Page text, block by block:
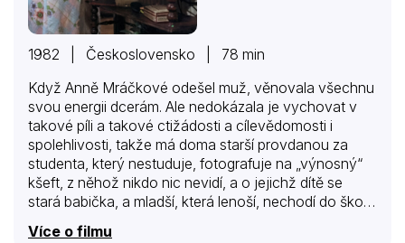
1982 | Československo | 78 min
Když Anně Mráčkové odešel muž, věnovala všechnu
svou energii dcerám. Ale nedokázala je vychovat v
takové píli a takové ctižádosti a cílevědomosti i
spolehlivosti, takže má doma starší provdanou za
studenta, který nestuduje, fotografuje na „výnosný“
kšeft, z něhož nikdo nic nevidí, a o jejichž dítě se
stará babička, a mladší, která lenoší, nechodí do školy,
hrozí ji, že ji nepřipustí k maturitě, jakkoli to lživě
Více o filmu